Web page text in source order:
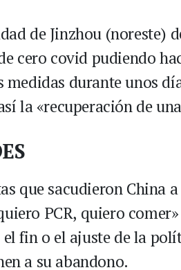
de Jinzhou (noreste)
cero covid pudiendo
medidas durante unos
la «recuperación de
que sacudieron China
PCR, quiero
fin o el ajuste de la
a su abandono.